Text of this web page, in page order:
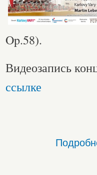
Op.58).
Видеозапись
ссылке